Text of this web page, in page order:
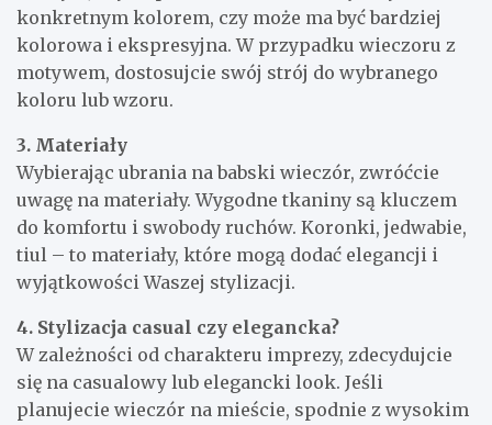
konkretnym kolorem, czy może ma być bardziej
kolorowa i ekspresyjna. W przypadku wieczoru z
motywem, dostosujcie swój strój do wybranego
koloru lub wzoru.
3. Materiały
Wybierając ubrania na babski wieczór, zwróćcie
uwagę na materiały. Wygodne tkaniny są kluczem
do komfortu i swobody ruchów. Koronki, jedwabie,
tiul – to materiały, które mogą dodać elegancji i
wyjątkowości Waszej stylizacji.
4. Stylizacja casual czy elegancka?
W zależności od charakteru imprezy, zdecydujcie
się na casualowy lub elegancki look. Jeśli
planujecie wieczór na mieście, spodnie z wysokim